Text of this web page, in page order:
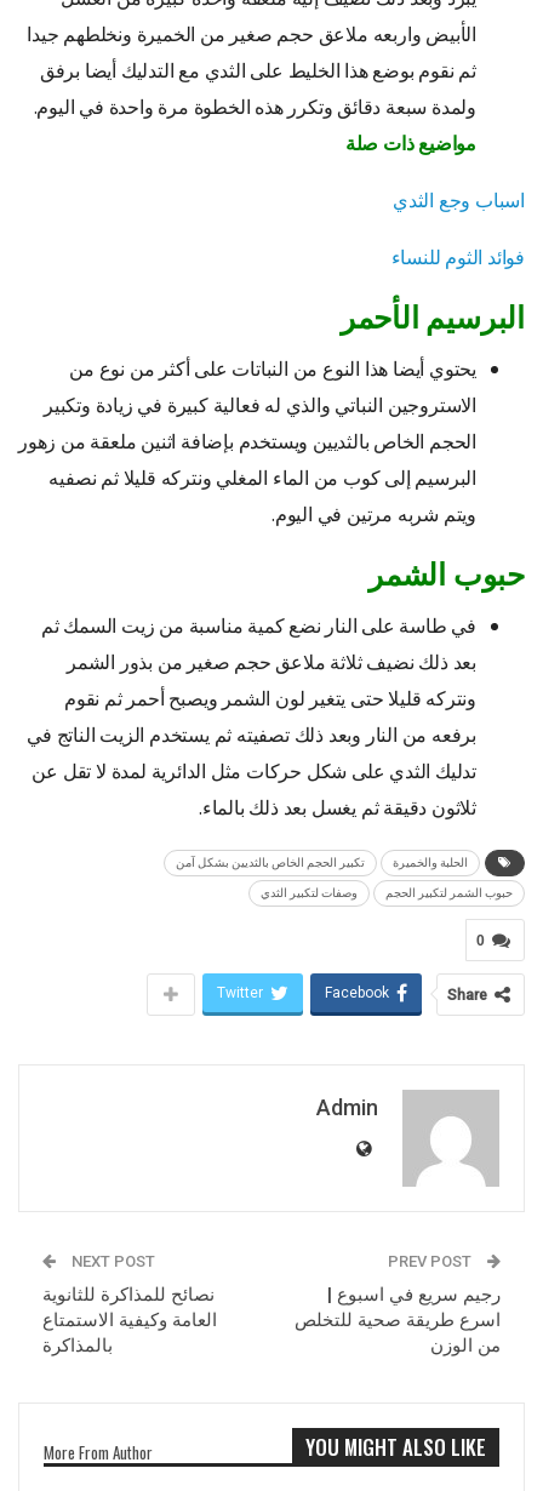
الأبيض واربعه ملاعق حجم صغير من الخميرة ونخلطهم جيدا
ثم نقوم بوضع هذا الخليط على الثدي مع التدليك أيضا برفق
ولمدة سبعة دقائق وتكرر هذه الخطوة مرة واحدة في اليوم.
مواضيع ذات صلة
اسباب وجع الثدي
فوائد الثوم للنساء
البرسيم الأحمر
يحتوي أيضا هذا النوع من النباتات على أكثر من نوع من
الاستروجين النباتي والذي له فعالية كبيرة في زيادة وتكبير
الحجم الخاص بالثديين ويستخدم بإضافة اثنين ملعقة من زهور
البرسيم إلى كوب من الماء المغلي ونتركه قليلا ثم نصفيه
ويتم شربه مرتين في اليوم.
حبوب الشمر
في طاسة على النار نضع كمية مناسبة من زيت السمك ثم
بعد ذلك نضيف ثلاثة ملاعق حجم صغير من بذور الشمر
ونتركه قليلا حتى يتغير لون الشمر ويصبح أحمر ثم نقوم
برفعه من النار وبعد ذلك تصفيته ثم يستخدم الزيت الناتج في
تدليك الثدي على شكل حركات مثل الدائرية لمدة لا تقل عن
ثلاثون دقيقة ثم يغسل بعد ذلك بالماء.
الحلبة والخميرة تكبير الحجم الخاص بالثديين بشكل آمن
حبوب الشمر لتكبير الحجم وصفات لتكبير الثدي
0
Share
Facebook
Twitter
Admin
رجيم سريع في اسبوع |
اسرع طريقة صحية للتخلص
من الوزن
NEXT POST
نصائح للمذاكرة للثانوية
العامة وكيفية الاستمتاع
بالمذاكرة
YOU MIGHT ALSO LIKE
More From Author